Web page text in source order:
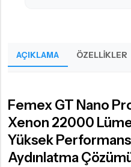
AÇIKLAMA ÖZELLIKLER
Femex GT Nano
Xenon 22000
Yüksek
Aydınlatma